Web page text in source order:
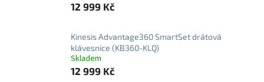
12 999 Kč
Kinesis Advantage360 SmartSet drátová
klávesnice (KB360-KLQ)
Skladem
12 999 Kč